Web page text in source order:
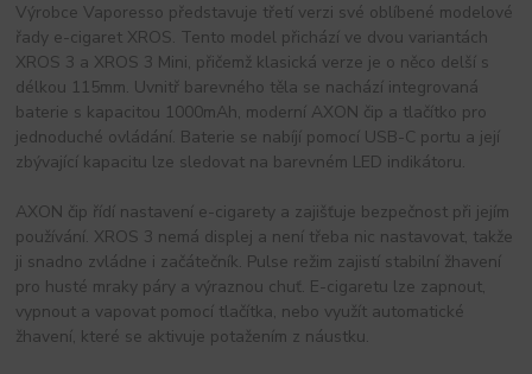
Výrobce Vaporesso představuje třetí verzi své oblíbené modelové
řady e-cigaret XROS. Tento model přichází ve dvou variantách
XROS 3 a XROS 3 Mini, přičemž klasická verze je o něco delší s
délkou 115mm. Uvnitř barevného těla se nachází integrovaná
baterie s kapacitou 1000mAh, moderní AXON čip a tlačítko pro
jednoduché ovládání. Baterie se nabíjí pomocí USB-C portu a její
zbývající kapacitu lze sledovat na barevném LED indikátoru.
AXON čip řídí nastavení e-cigarety a zajišťuje bezpečnost při jejím
používání. XROS 3 nemá displej a není třeba nic nastavovat, takže
ji snadno zvládne i začátečník. Pulse režim zajistí stabilní žhavení
pro husté mraky páry a výraznou chuť. E-cigaretu lze zapnout,
vypnout a vapovat pomocí tlačítka, nebo využít automatické
žhavení, které se aktivuje potažením z náustku.